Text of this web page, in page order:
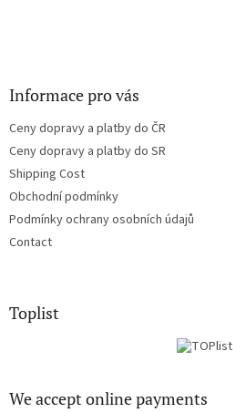
Informace pro vás
Ceny dopravy a platby do ČR
Ceny dopravy a platby do SR
Shipping Cost
Obchodní podmínky
Podmínky ochrany osobních údajů
Contact
Toplist
We accept online payments